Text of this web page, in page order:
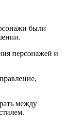
были
персонажей и
между